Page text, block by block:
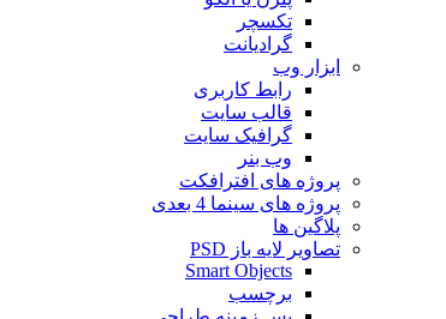
تکسچر
گرادیانت
ابزار وب
رابط کاربری
قالب سایت
گرافیک سایت
وب بنر
پروژه های افترافکت
پروژه های سینما 4 بعدی
پلاگین ها
تصاویر لایه باز PSD
Smart Objects
برچسب